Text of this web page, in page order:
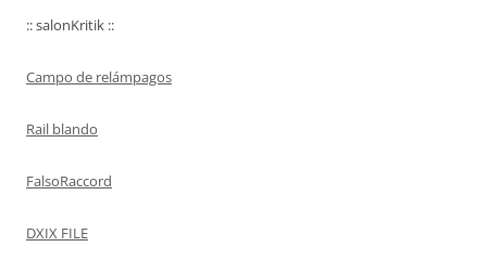
:: salonKritik ::
Campo de relámpagos
Rail blando
FalsoRaccord
DXIX FILE